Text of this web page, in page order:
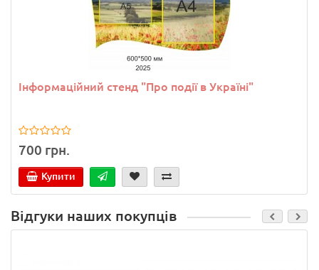
Інформаційний стенд "Про події в Україні"
700 грн.
Купити
Відгуки наших покупців